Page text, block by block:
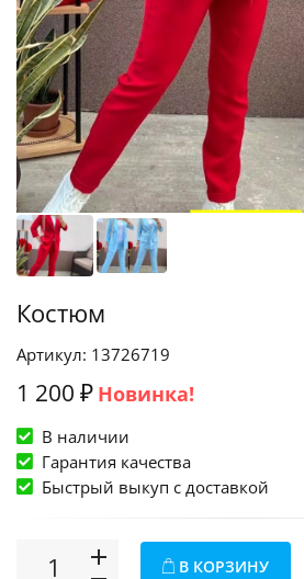
Костюм
Артикул: 13726719
1 200 ₽ Новинка!
В наличии
Гарантия качества
Быстрый выкуп c доставкой
В КОРЗИНУ